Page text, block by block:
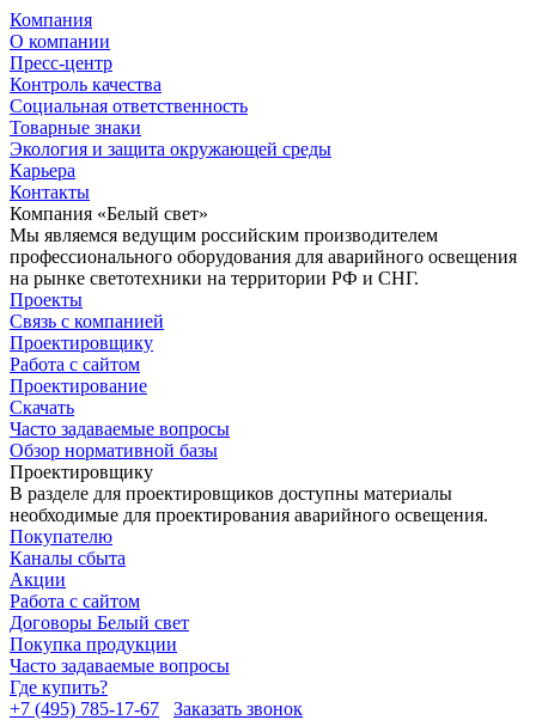
Компания
О компании
Пресс-центр
Контроль качества
Социальная ответственность
Товарные знаки
Экология и защита окружающей среды
Карьера
Контакты
Компания «Белый свет»
Мы являемся ведущим российским производителем
профессионального оборудования для аварийного освещения
на рынке светотехники на территории РФ и СНГ.
Проекты
Связь с компанией
Проектировщику
Работа с сайтом
Проектирование
Скачать
Часто задаваемые вопросы
Обзор нормативной базы
Проектировщику
В разделе для проектировщиков доступны материалы
необходимые для проектирования аварийного освещения.
Покупателю
Каналы сбыта
Акции
Работа с сайтом
Договоры Белый свет
Покупка продукции
Часто задаваемые вопросы
Где купить?
+7 (495) 785-17-67
Заказать звонок